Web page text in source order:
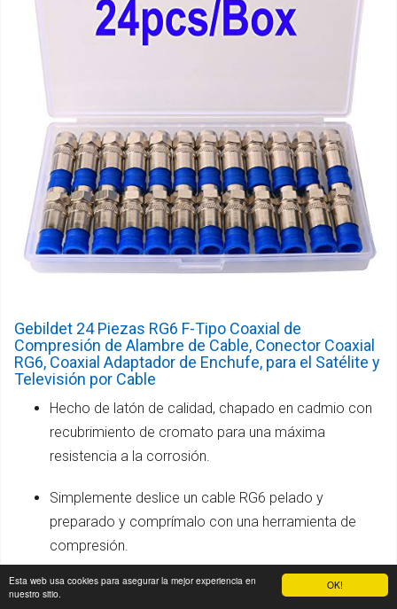
OK!
Esta web usa cookies para asegurar la mejor experiencia en
nuestro sitio.
Gebildet 24 Piezas RG6 F-Tipo Coaxial de
Compresión de Alambre de Cable, Conector Coaxial
RG6, Coaxial Adaptador de Enchufe, para el Satélite y
Televisión por Cable
Hecho de latón de calidad, chapado en cadmio con
recubrimiento de cromato para una máxima
resistencia a la corrosión.
Simplemente deslice un cable RG6 pelado y
preparado y comprímalo con una herramienta de
compresión.
La junta tórica interna de neopreno sellada evita que